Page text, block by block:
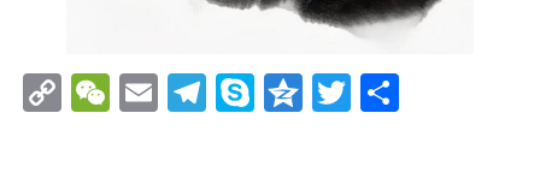
CopyWeChat
EmailTelegram
SkypeQzoneTwitter